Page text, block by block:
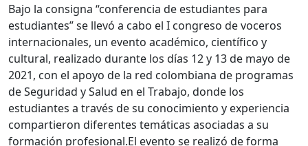
Bajo la consigna “conferencia de estudiantes para
estudiantes” se llevó a cabo el I congreso de voceros
internacionales, un evento académico, científico y
cultural, realizado durante los días 12 y 13 de mayo de
2021, con el apoyo de la red colombiana de programas
de Seguridad y Salud en el Trabajo, donde los
estudiantes a través de su conocimiento y experiencia
compartieron diferentes temáticas asociadas a su
formación profesional.El evento se realizó de forma